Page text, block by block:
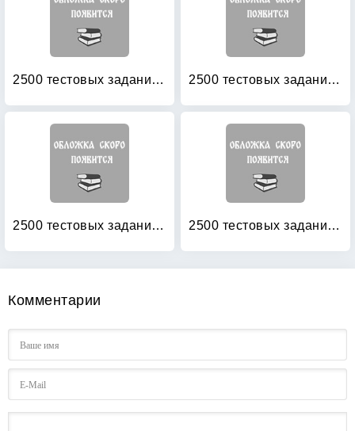
2500 тестовых заданий по математике: 2 класс 2500 тестовых заданий по математике: 3 класс
2500 тестовых заданий по математике: 4 класс 2500 тестовых заданий по русскому языку: 1 класс
Комментарии